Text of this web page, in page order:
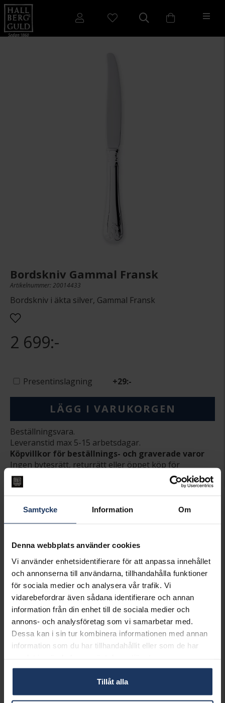
Samtycke Information Om
Denna webbplats använder cookies
Vi använder enhetsidentifierare för att anpassa innehållet
och annonserna till användarna, tillhandahålla funktioner
för sociala medier och analysera vår trafik. Vi
vidarebefordrar även sådana identifierare och annan
information från din enhet till de sociala medier och
annons- och analysföretag som vi samarbetar med.
Dessa kan i sin tur kombinera informationen med annan
information som du har tillhandahållit eller som de har
Tillåt alla
Bordskniv Gammal Fransk
Artikelnummer: 20014433
Bordskniv i äkta silver, Gammal Fransk
2 699:-
Presentinslagning +29:-
LÄGG I VARUKORGEN
Beställningsvara.
Leveranstid max 5-15 arbetsdagar.
Köpvillkor för beställnings- och graverade varor
Ingen bytesrätt, returrätt eller öppet köp för
beställningsvaror, ringar från Schalins, Flemming
Uziel och Sarek samt graverade varor. Läs mer om
VARUMÄRKE
AB Gense
MODELL
711209
MATERIAL
Skaft äkta silver,blad rost fritt
stål
DETALJER
Design Studio GAB
Matchande produkter och andra varianter
Kaffesked Gammal Fransk
Matgaffel Gammal Fransk
Matkniv Gammal Fransk